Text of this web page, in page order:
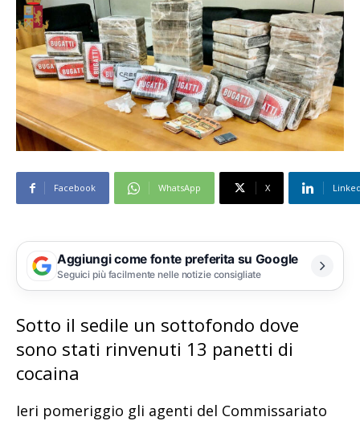
Facebook WhatsApp X
Aggiungi come fonte preferita su Google
Seguici più facilmente nelle notizie consigliate
Sotto il sedile un sottofondo dove
sono stati rinvenuti 13 panetti di
cocaina
Ieri pomeriggio gli agenti del Commissariato